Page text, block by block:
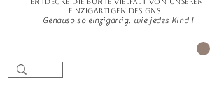
Entdecke die bunte Vielfalt von unseren
einzigartigen Designs.
Genauso so einzigartig, wie jedes Kind !